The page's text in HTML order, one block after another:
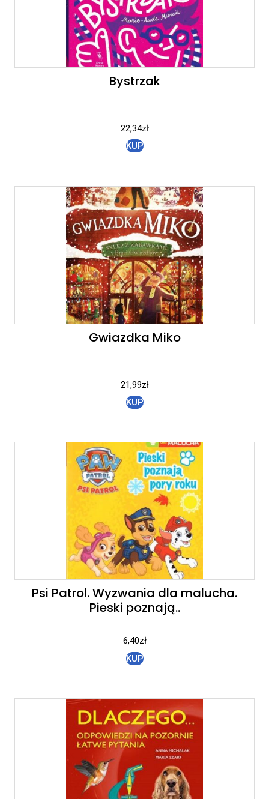
Bystrzak
22,34zł
KUP
Gwiazdka Miko
21,99zł
KUP
Psi Patrol. Wyzwania dla malucha.
Pieski poznają..
6,40zł
KUP